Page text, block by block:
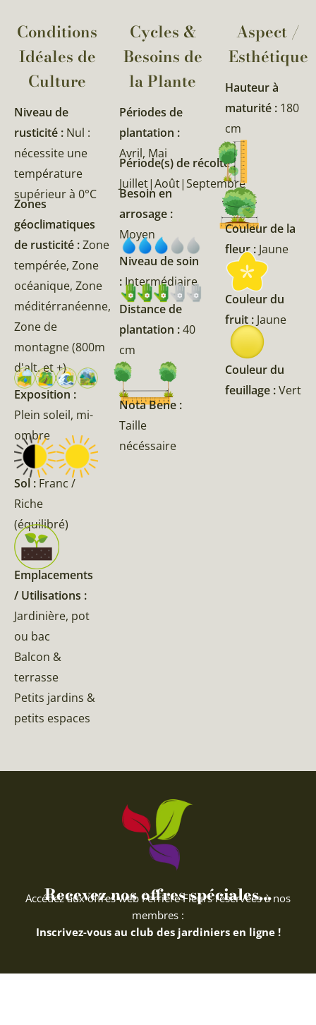
Conditions
Idéales de
Culture
Niveau de
rusticité : Nul :
nécessite une
température
supérieur à 0°C
Zones
géoclimatiques
de rusticité :Zone
tempérée, Zone
océanique, Zone
méditérranéenne,
Zone de
montagne (800m
d'alt. et +)
Exposition :
Plein soleil, mi-
ombre
Sol : Franc /
Riche
(équilibré)
Emplacements
/ Utilisations :
Jardinière, pot
ou bac
Balcon &
terrasse
Petits jardins &
petits espaces
Cycles &
Besoins de
la Plante​
Périodes de
plantation :
Avril, Mai
Période(s) de récolte :
Juillet|Août|Septembre
Besoin en
arrosage :
Moyen
Niveau de soin
: Intermédiaire
Distance de
plantation :40
cm
Nota Bene :
Taille
nécéssaire
Aspect /
Esthétique
Hauteur à
maturité : 180
cm
Couleur de la
fleur : Jaune
Couleur du
fruit : Jaune
Couleur du
feuillage :Vert
Recevez nos offres spéciales...
Accédez aux offres web Ferriere Fleurs réservées à nos
membres :
Inscrivez-vous au club des jardiniers en ligne !